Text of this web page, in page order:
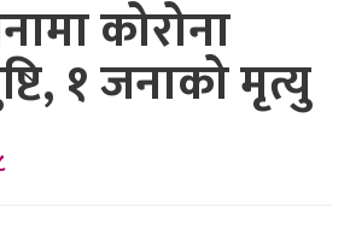
कोरोना
१ जनाको मृत्यु